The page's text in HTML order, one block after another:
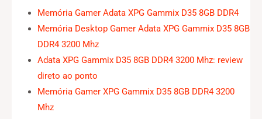
Memória Gamer Adata XPG Gammix D35 8GB DDR4
Memória Desktop Gamer Adata XPG Gammix D35 8GB
DDR4 3200 Mhz
Adata XPG Gammix D35 8GB DDR4 3200 Mhz: review
direto ao ponto
Memória Gamer XPG Gammix D35 8GB DDR4 3200
Mhz